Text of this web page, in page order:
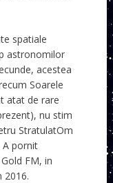
spatiale
astronomilor
acestea
Soarele
atat de rare
nu stim
StratulatOm
A pornit
FM, in
2016.